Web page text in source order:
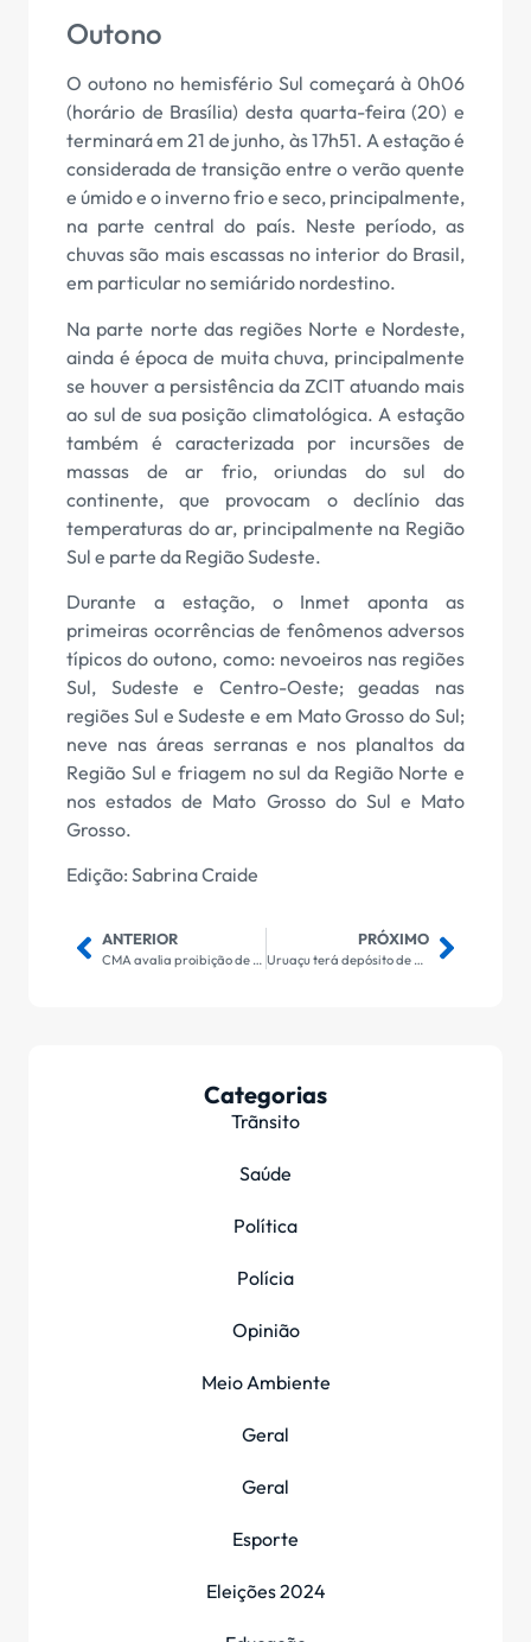
Outono
O outono no hemisfério Sul começará à 0h06
(horário de Brasília) desta quarta-feira (20) e
terminará em 21 de junho, às 17h51. A estação é
considerada de transição entre o verão quente
e úmido e o inverno frio e seco, principalmente,
na parte central do país. Neste período, as
chuvas são mais escassas no interior do Brasil,
em particular no semiárido nordestino.
Na parte norte das regiões Norte e Nordeste,
ainda é época de muita chuva, principalmente
se houver a persistência da ZCIT atuando mais
ao sul de sua posição climatológica. A estação
também é caracterizada por incursões de
massas de ar frio, oriundas do sul do
continente, que provocam o declínio das
temperaturas do ar, principalmente na Região
Sul e parte da Região Sudeste.
Durante a estação, o Inmet aponta as
primeiras ocorrências de fenômenos adversos
típicos do outono, como: nevoeiros nas regiões
Sul, Sudeste e Centro-Oeste; geadas nas
regiões Sul e Sudeste e em Mato Grosso do Sul;
neve nas áreas serranas e nos planaltos da
Região Sul e friagem no sul da Região Norte e
nos estados de Mato Grosso do Sul e Mato
Grosso.
Edição: Sabrina Craide
ANTERIOR
CMA avalia proibição de veículo novo a gasolina ou diesel a partir de 2030
PRÓXIMO
Uruaçu terá depósito de entulhos
Categorias
Trãnsito
Saúde
Política
Polícia
Opinião
Meio Ambiente
Geral
Geral
Esporte
Eleições 2024